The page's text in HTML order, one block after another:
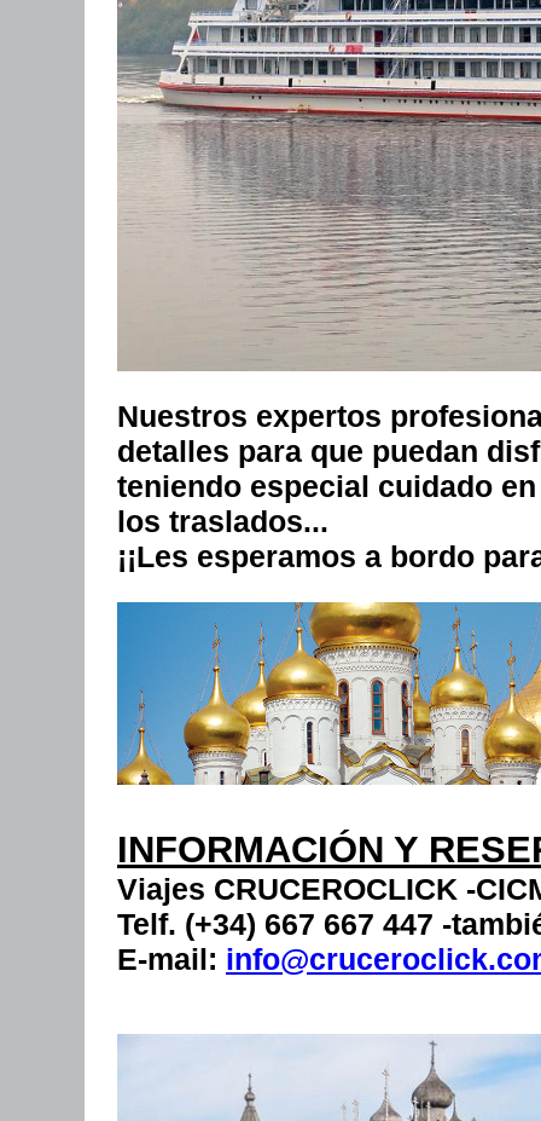
Nuestros expertos
detalles para que puedan
teniendo especial cuidado
los traslados...
¡¡Les esperamos a bordo
INFORMACIÓN Y
Viajes CRUCEROCLICK -
Telf. (+34) 667 667 447 -
E-mail: